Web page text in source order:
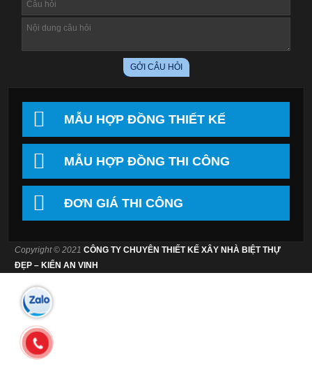
MẪU HỢP ĐỒNG THIẾT KẾ
MẪU HỢP ĐỒNG THI CÔNG
ĐƠN GIÁ THI CÔNG
Copyright © 2021CÔNG TY CHUYÊN THIẾT KẾ XÂY NHÀ BIỆT THỰ
ĐẸP – KIẾN AN VINH